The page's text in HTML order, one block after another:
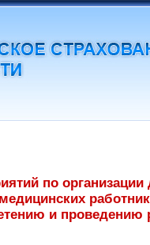
по организации
и проведению